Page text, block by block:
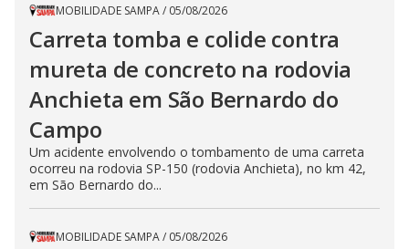
MOBILIDADE SAMPA/ 05/08/2026
Carreta tomba e colide contra
mureta de concreto na rodovia
Anchieta em São Bernardo do
Campo
Um acidente envolvendo o tombamento de uma carreta
ocorreu na rodovia SP-150 (rodovia Anchieta), no km 42,
em São Bernardo do...
MOBILIDADE SAMPA/ 05/08/2026